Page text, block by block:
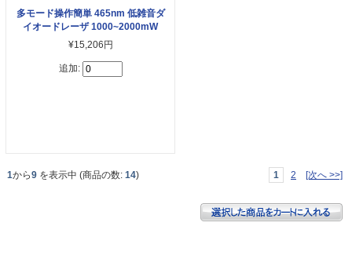
多モード操作簡単 465nm 低雑音ダ
イオードレーザ 1000~2000mW
¥15,206円
追加:
1から9 を表示中 (商品の数: 14) 1 2 [次へ >>]